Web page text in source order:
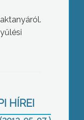
HÍREI